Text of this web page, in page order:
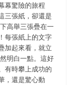
幕驚險的旅程
三張紙，卻還是
高舉三張疊在一
每張紙上的文字
加起來看，就立
明白一點。這好
有時攀上成功的
，還是驚心動